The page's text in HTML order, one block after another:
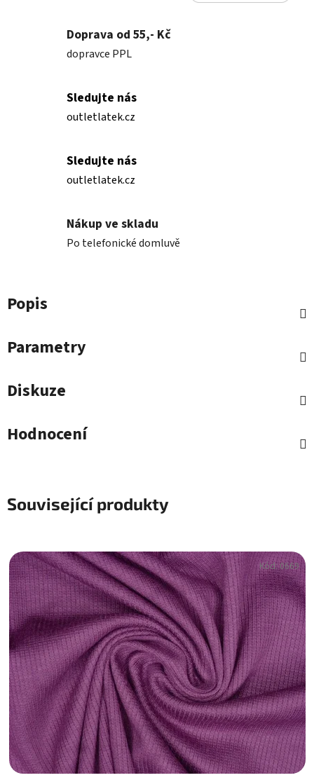
Doprava od 55,- Kč
dopravce PPL
Sledujte nás
outletlatek.cz
Sledujte nás
outletlatek.cz
Nákup ve skladu
Po telefonické domluvě
Popis
Parametry
Diskuze
Hodnocení
Související produkty
Kód:0669